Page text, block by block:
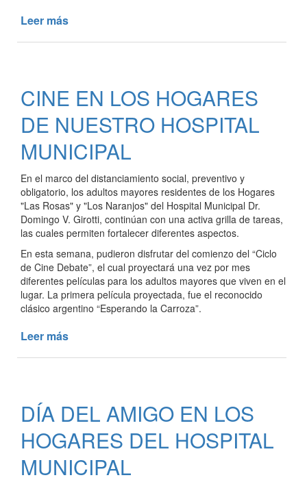
Leer más
PARA
COMBATIR
EL
COVID19
CINE EN LOS HOGARES
DE NUESTRO HOSPITAL
MUNICIPAL
En el marco del distanciamiento social, preventivo y
obligatorio, los adultos mayores residentes de los Hogares
"Las Rosas" y "Los Naranjos" del Hospital Municipal Dr.
Domingo V. Girotti, continúan con una activa grilla de tareas,
las cuales permiten fortalecer diferentes aspectos.
En esta semana, pudieron disfrutar del comienzo del “Ciclo
de Cine Debate”, el cual proyectará una vez por mes
diferentes películas para los adultos mayores que viven en el
lugar. La primera película proyectada, fue el reconocido
clásico argentino “Esperando la Carroza”.
Leer más
DE
NUESTRO
HOSPITAL
MUNICIPAL
DÍA DEL AMIGO EN LOS
HOGARES DEL HOSPITAL
MUNICIPAL